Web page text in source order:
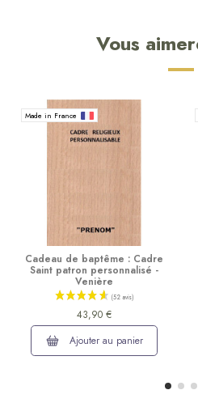
Vous
Made in France
Cadeau de baptême : Cadre
Saint patron personnalisé -
Venière
43,90 €
Ajouter au panier